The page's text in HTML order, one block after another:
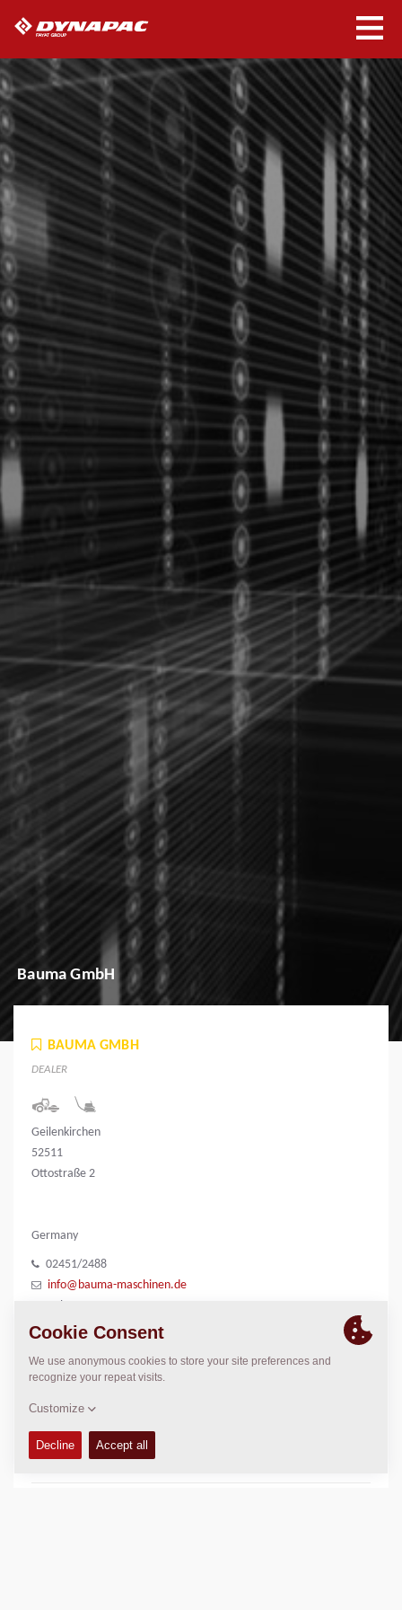
Bauma GmbH
BAUMA GMBH
DEALER
Geilenkirchen
52511
Ottostraße 2
Germany
02451/2488
info@bauma-maschinen.de
www.bauma-maschinen.de
>Directions